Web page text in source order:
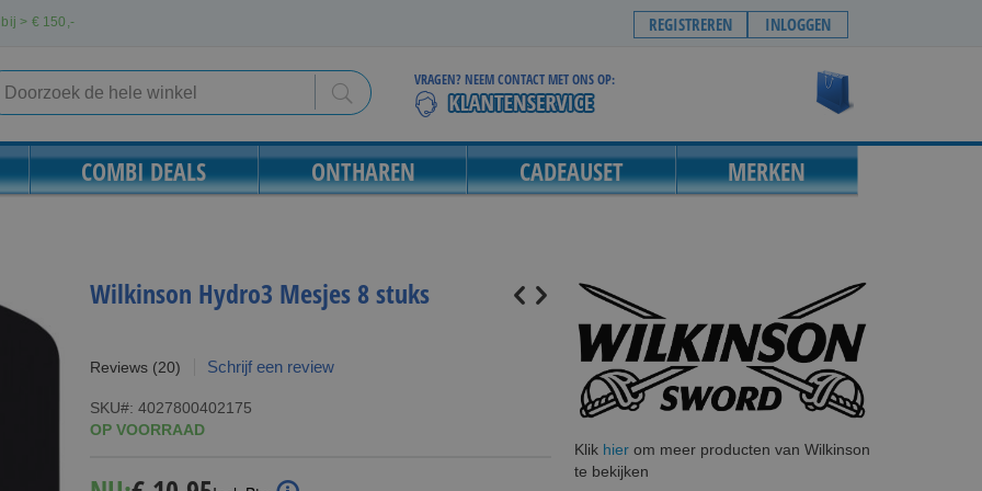
> €150,- REGISTREREN INLOGGEN
Search
VRAGEN? NEEM CONTACT MET ONS OP:
COMBI DEALS ONTHAREN CADEAUSET MERKEN
Wilkinson Hydro3 Mesjes 8 stuks
Reviews (20) Schrijf een review
SKU
4027800402175
OP VOORRAAD
Special
Klik hierom meer producten van Wilkinson
te bekijken